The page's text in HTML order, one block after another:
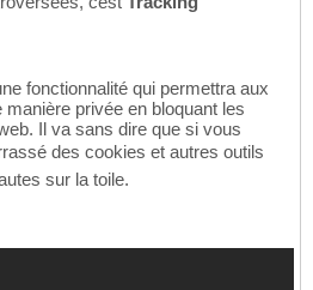
fonctionnalité qui permettra aux
privée en bloquant les
Il va sans dire que si vous
des cookies et autres outils
sur la toile.